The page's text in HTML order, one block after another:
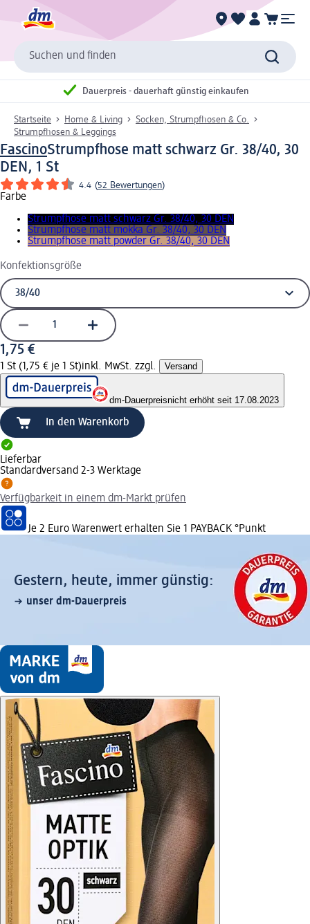
Suchen und finden
Dauerpreis - dauerhaft günstig einkaufen
Startseite Home & Living
Socken, Strumpfhosen & Co.
Strumpfhosen & Leggings
FascinoStrumpfhose matt schwarz Gr. 38/40, 30
DEN, 1 St
4.4 (52 Bewertungen)
Farbe
Strumpfhose matt schwarz Gr. 38/40, 30 DEN
Strumpfhose matt mokka Gr. 38/40, 30 DEN
Strumpfhose matt powder Gr. 38/40, 30 DEN
Konfektionsgröße
1,75 €
1 St (1,75 € je 1 St)inkl. MwSt. zzgl. Versand
dm-Dauerpreisnicht erhöht seit 17.08.2023
In den Warenkorb
Lieferbar
Standardversand 2-3 Werktage
Verfügbarkeit in einem dm-Markt prüfen
Je 2 Euro Warenwert erhalten Sie 1 PAYBACK °Punkt
Gestern, heute, immer günstig:
unser dm-Dauerpreis